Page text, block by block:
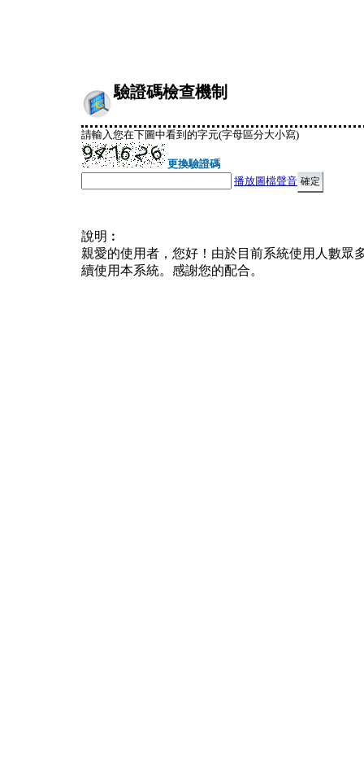
驗證碼檢查機制
請輸入您在下圖中看到的字元(字母區分大小寫)
更換驗證碼
播放圖檔聲音
說明︰
親愛的使用者，您好！由於目前系統使用人數眾
續使用本系統。感謝您的配合。